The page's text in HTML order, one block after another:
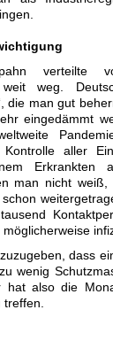
verteilte
weg.
die man gut
eingedämmt
aller
Erkrankten
man nicht
dass
wenig
hat also die